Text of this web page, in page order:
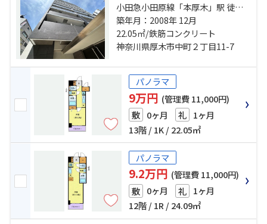
小田急小田原線「本厚木」駅 徒歩4
分 相模線「厚木」駅 徒歩17分 相模
線「社家」駅 バス6分 本厚木駅南
口 停歩7分
築年月：2008年 12月
22.05㎡/鉄筋コンクリート
神奈川県厚木市中町２丁目11-7
パノラマ
9万円 (管理費 11,000円)
敷 0ヶ月 礼 1ヶ月
13階 / 1K / 22.05㎡
パノラマ
9.2万円 (管理費 11,000円)
敷 0ヶ月 礼 1ヶ月
12階 / 1R / 24.09㎡